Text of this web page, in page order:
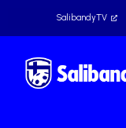
SalibandyTV